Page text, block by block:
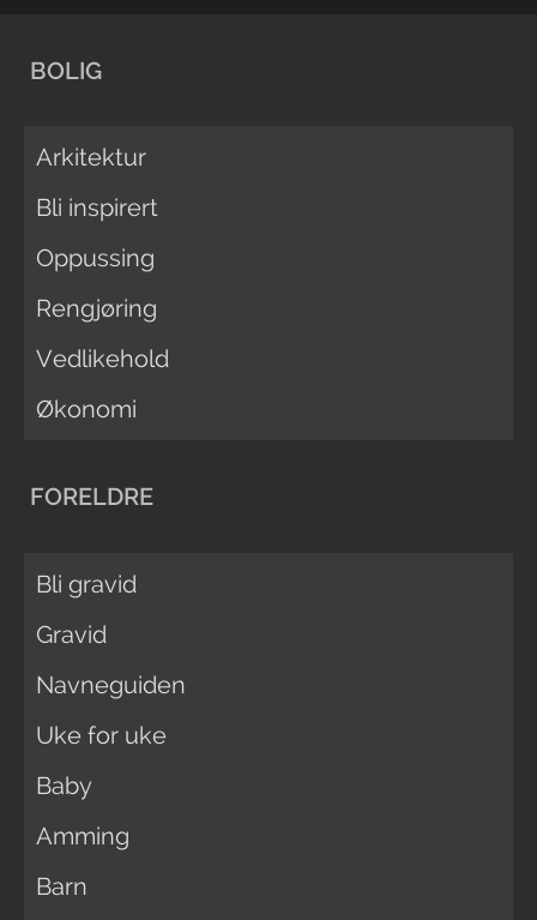
BOLIG
Arkitektur
Bli inspirert
Oppussing
Rengjøring
Vedlikehold
Økonomi
FORELDRE
Bli gravid
Gravid
Navneguiden
Uke for uke
Baby
Amming
Barn